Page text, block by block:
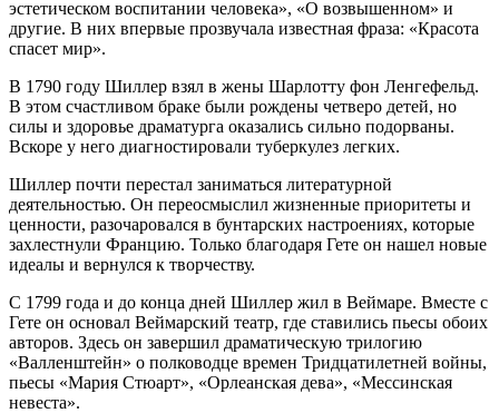
эстетическом воспитании человека», «О возвышенном» и
другие. В них впервые прозвучала известная фраза: «Красота
спасет мир».
В 1790 году Шиллер взял в жены Шарлотту фон Ленгефельд.
В этом счастливом браке были рождены четверо детей, но
силы и здоровье драматурга оказались сильно подорваны.
Вскоре у него диагностировали туберкулез легких.
Шиллер почти перестал заниматься литературной
деятельностью. Он переосмыслил жизненные приоритеты и
ценности, разочаровался в бунтарских настроениях, которые
захлестнули Францию. Только благодаря Гете он нашел новые
идеалы и вернулся к творчеству.
С 1799 года и до конца дней Шиллер жил в Веймаре. Вместе с
Гете он основал Веймарский театр, где ставились пьесы обоих
авторов. Здесь он завершил драматическую трилогию
«Валленштейн» о полководце времен Тридцатилетней войны,
пьесы «Мария Стюарт», «Орлеанская дева», «Мессинская
невеста».